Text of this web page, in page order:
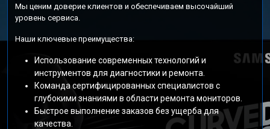
Мы ценим доверие клиентов и обеспечиваем высочайший
уровень сервиса.
Наши ключевые преимущества:
Использование современных технологий и
инструментов для диагностики и ремонта.
Команда сертифицированных специалистов с
глубокими знаниями в области ремонта мониторов.
Быстрое выполнение заказов без ущерба для
качества.